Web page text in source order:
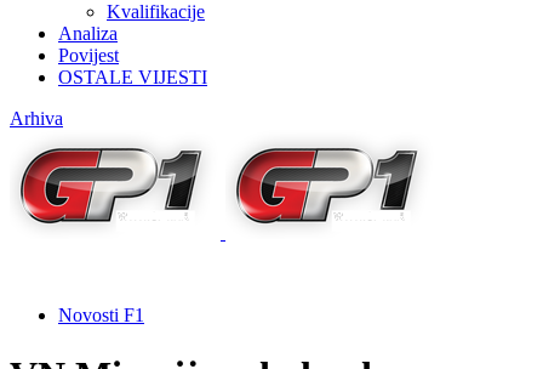
Kvalifikacije
Analiza
Povijest
OSTALE VIJESTI
Arhiva
Novosti F1